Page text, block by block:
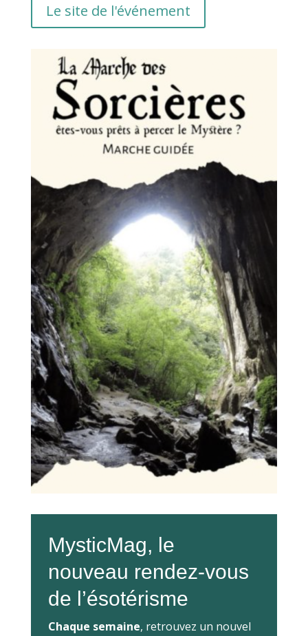
Le site de l'événement
MysticMag, le
nouveau rendez-vous
de l’ésotérisme
Chaque semaine, retrouvez un nouvel